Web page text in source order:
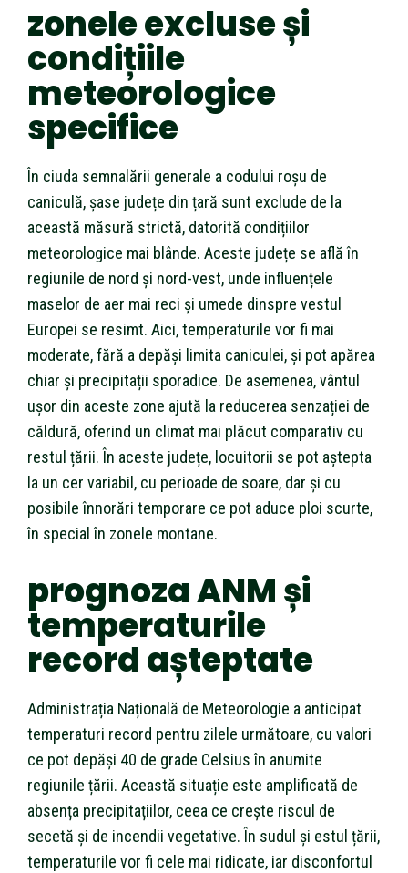
zonele excluse și
condițiile
meteorologice
specifice
În ciuda semnalării generale a codului roșu de
caniculă, șase județe din țară sunt exclude de la
această măsură strictă, datorită condițiilor
meteorologice mai blânde. Aceste județe se află în
regiunile de nord și nord-vest, unde influențele
maselor de aer mai reci și umede dinspre vestul
Europei se resimt. Aici, temperaturile vor fi mai
moderate, fără a depăși limita caniculei, și pot apărea
chiar și precipitații sporadice. De asemenea, vântul
ușor din aceste zone ajută la reducerea senzației de
căldură, oferind un climat mai plăcut comparativ cu
restul țării. În aceste județe, locuitorii se pot aștepta
la un cer variabil, cu perioade de soare, dar și cu
posibile înnorări temporare ce pot aduce ploi scurte,
în special în zonele montane.
prognoza ANM și
temperaturile
record așteptate
Administrația Națională de Meteorologie a anticipat
temperaturi record pentru zilele următoare, cu valori
ce pot depăși 40 de grade Celsius în anumite
regiunile țării. Această situație este amplificată de
absența precipitațiilor, ceea ce crește riscul de
secetă și de incendii vegetative. În sudul și estul țării,
temperaturile vor fi cele mai ridicate, iar disconfortul